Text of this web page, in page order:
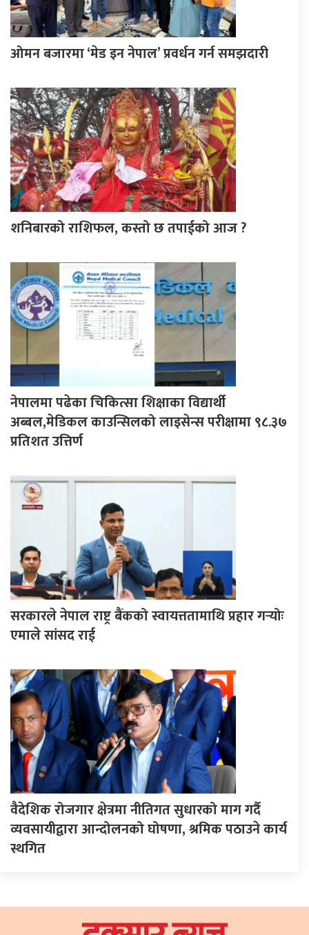
ओमन बजारमा ‘मेड इन नेपाल’ प्रवर्धन गर्न समझदारी
शनिबारको राशिफल, कस्तो छ तपाईको आज ?
नेपालमा पढेका चिकित्सा शिक्षाका विद्यार्थी
अब्बल,मेडिकल काउन्सिलको लाइसेन्स परीक्षामा ९८.३७
प्रतिशत उत्तिर्ण
सरकारले नेपाल राष्ट्र बैंकको स्वायत्ततामाथि प्रहार गर्‍योः
एमाले सांसद राई
वैदेशिक रोजगार क्षेत्रमा नीतिगत सुधारको माग गर्दै
व्यवसायीद्वारा आन्दोलनको घोषणा, श्रमिक पठाउने कार्य
स्थगित